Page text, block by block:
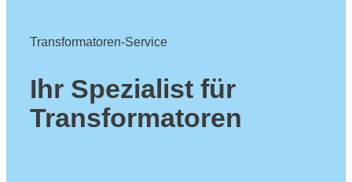
Transformatoren-Service
Ihr Spezialist für
Transformatoren